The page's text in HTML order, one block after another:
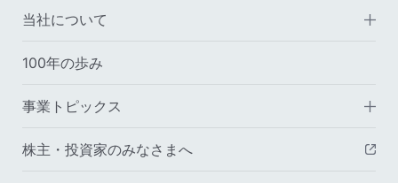
当社について
100年の歩み
事業トピックス
株主・投資家のみなさまへ